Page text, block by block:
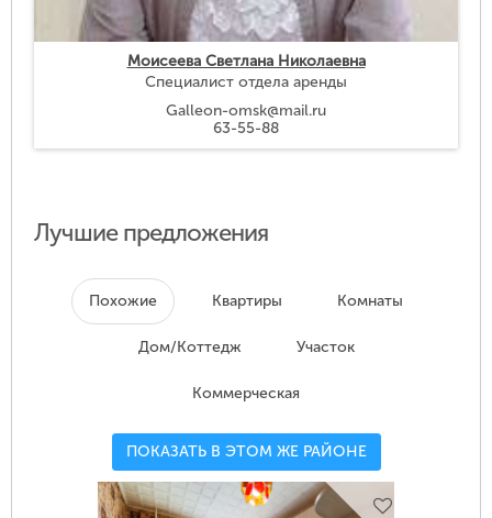
Моисеева Светлана Николаевна
Специалист отдела аренды
Galleon-omsk@mail.ru
63-55-88
Лучшие предложения
Похожие Квартиры Комнаты
Дом/Коттедж Участок
Коммерческая
ПОКАЗАТЬ В ЭТОМ ЖЕ РАЙОНЕ